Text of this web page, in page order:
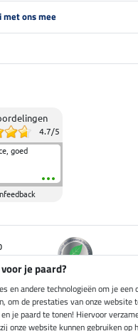
met ons mee
4.7/5
goed
je paard?
en andere technologieën om je
om de prestaties van onze website
je paard te tonen! Hiervoor
onze website kunnen gebruiken op